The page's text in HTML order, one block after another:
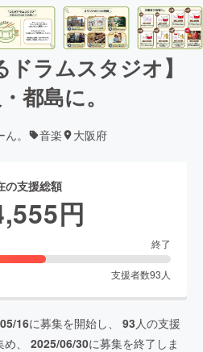
ドラムスタジオ】
都島に。
。 音楽 大阪府
の支援総額
円
終了
支援者数93 人
16に募集を開始し、 93 人の支援
、 2025/06/30に募集を終了しま